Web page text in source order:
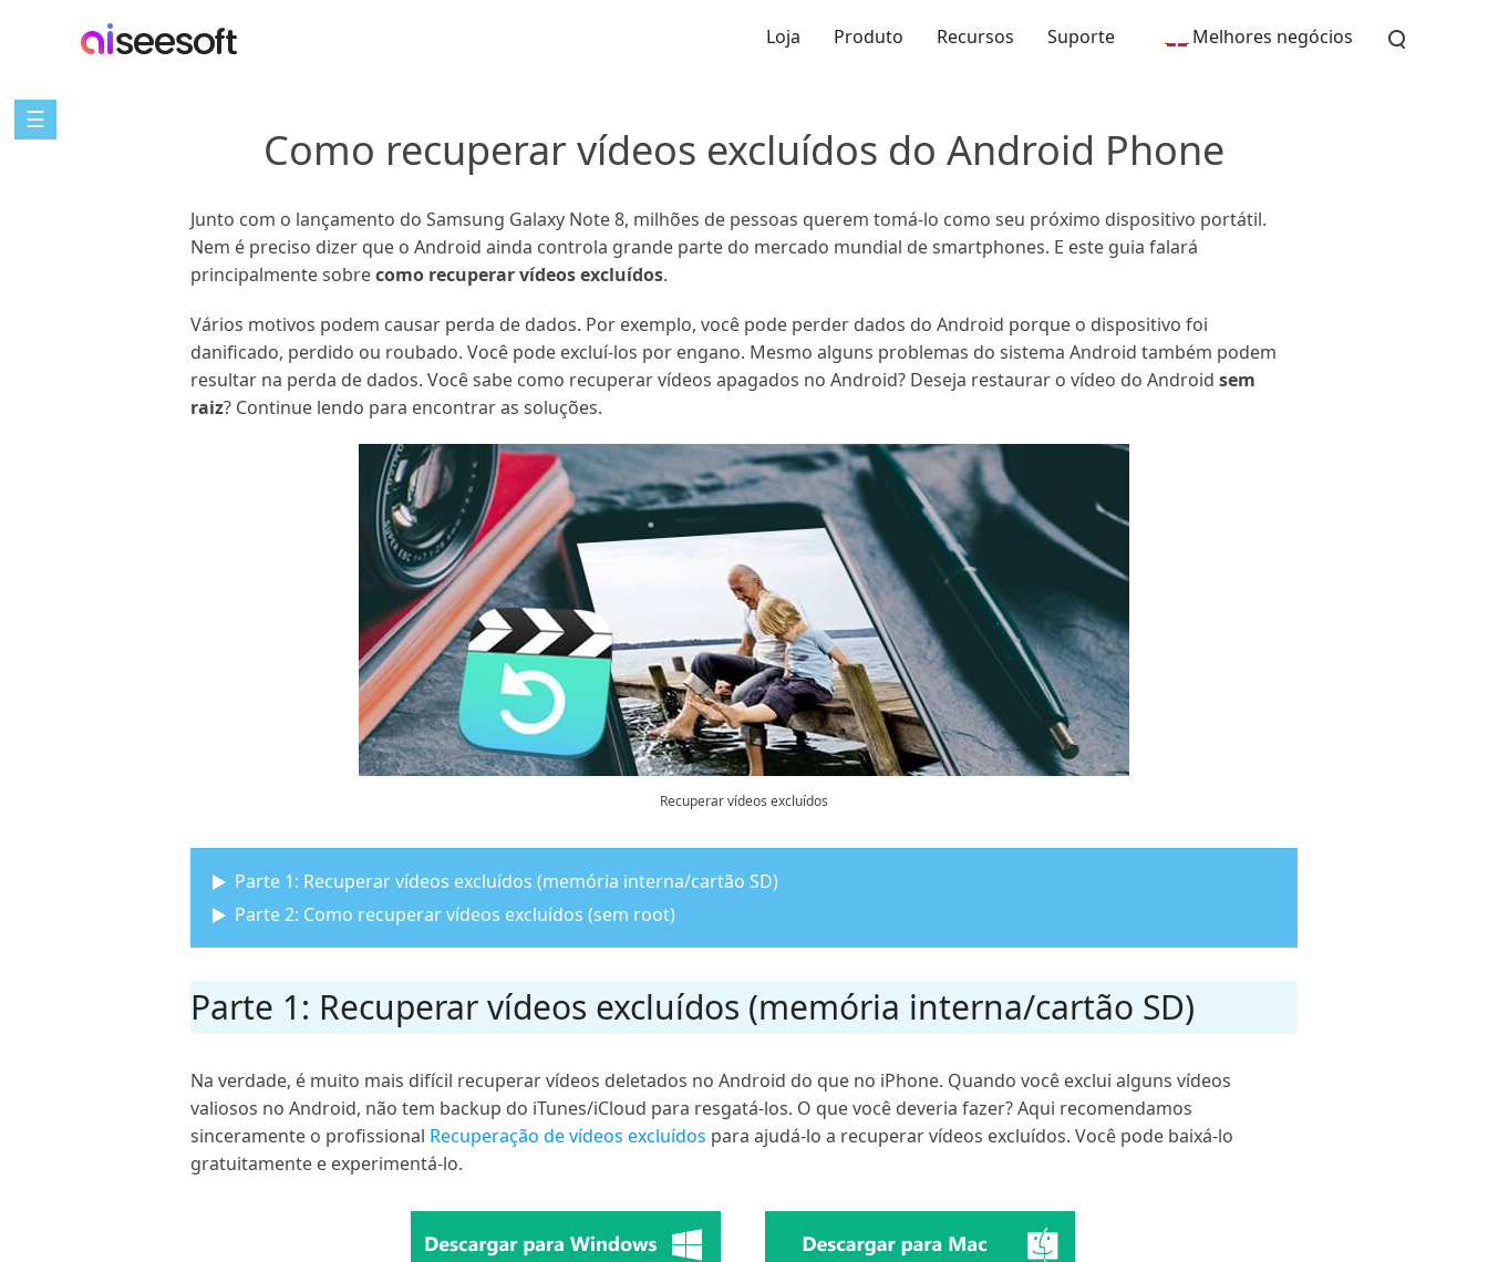
Loja Produto Recursos Suporte Melhores negócios
☰
Como recuperar vídeos excluídos do Android Phone
Junto com o lançamento do Samsung Galaxy Note 8, milhões de pessoas querem tomá-lo como seu próximo dispositivo portátil.
Nem é preciso dizer que o Android ainda controla grande parte do mercado mundial de smartphones. E este guia falará
principalmente sobrecomo recuperar vídeos excluídos.
Vários motivos podem causar perda de dados. Por exemplo, você pode perder dados do Android porque o dispositivo foi
danificado, perdido ou roubado. Você pode excluí-los por engano. Mesmo alguns problemas do sistema Android também podem
resultar na perda de dados. Você sabe como recuperar vídeos apagados no Android? Deseja restaurar o vídeo do Android sem
raiz? Continue lendo para encontrar as soluções.
Recuperar vídeos excluídos
Parte 1: Recuperar vídeos excluídos (memória interna/cartão SD)
Parte 2: Como recuperar vídeos excluídos (sem root)
Parte 1: Recuperar vídeos excluídos (memória interna/cartão SD)
Na verdade, é muito mais difícil recuperar vídeos deletados no Android do que no iPhone. Quando você exclui alguns vídeos
valiosos no Android, não tem backup do iTunes/iCloud para resgatá-los. O que você deveria fazer? Aqui recomendamos
sinceramente o profissional Recuperação de vídeos excluídos para ajudá-lo a recuperar vídeos excluídos. Você pode baixá-lo
gratuitamente e experimentá-lo.